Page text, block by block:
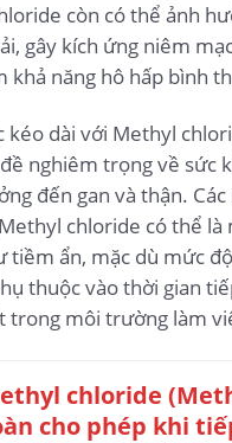
còn có thể ảnh
gây kích ứng niêm
khả năng hô hấp bình
kéo dài với Methyl
nghiêm trọng về sức
đến gan và thận.
chloride có thể là
tiềm ẩn, mặc dù mức
thuộc vào thời gian
trong môi trường làm
chloride
cho phép khi